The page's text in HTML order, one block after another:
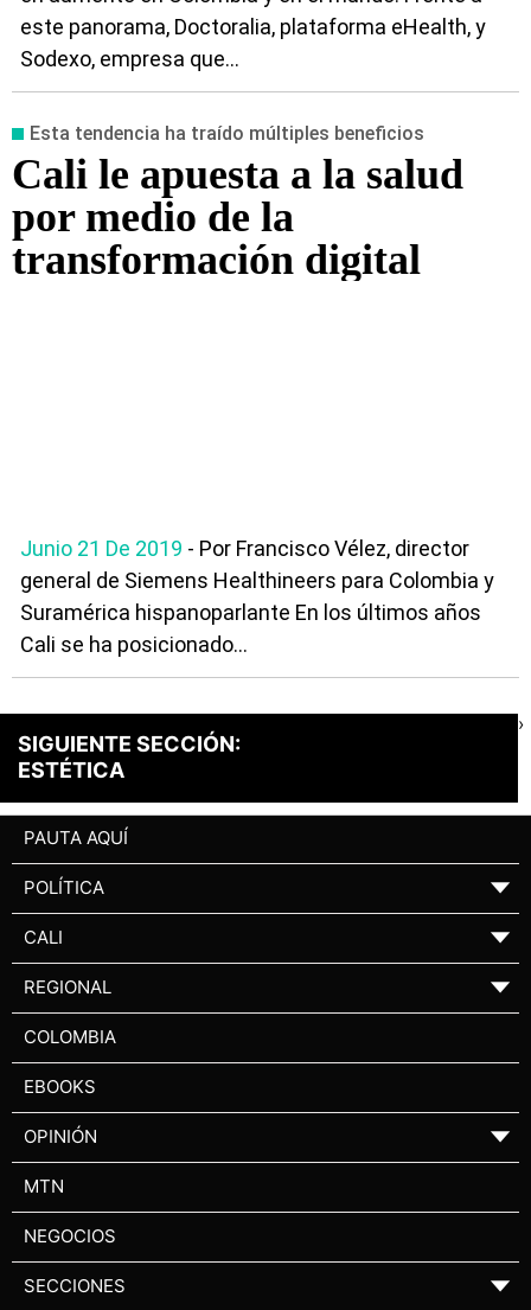
este panorama, Doctoralia, plataforma eHealth, y
Sodexo, empresa que...
Esta tendencia ha traído múltiples beneficios
Cali le apuesta a la salud
por medio de la
transformación digital
Junio 21 De 2019 - Por Francisco Vélez, director
general de Siemens Healthineers para Colombia y
Suramérica hispanoparlante En los últimos años
Cali se ha posicionado...
SIGUIENTE SECCIÓN:
ESTÉTICA
›
PAUTA AQUÍ
POLÍTICA ▼
CALI ▼
REGIONAL ▼
COLOMBIA
EBOOKS
OPINIÓN ▼
MTN
NEGOCIOS
SECCIONES ▼